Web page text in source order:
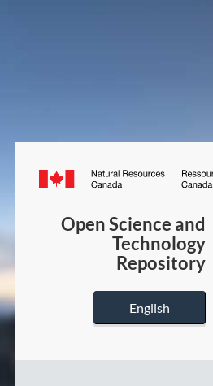
Canada.ca
Open Science and
Technology
Repository
English